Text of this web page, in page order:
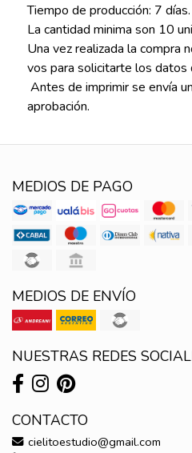
Tiempo de producción: 7 días.
La cantidad minima son 10
Una vez realizada la compra
vos para solicitarte los datos
Antes de imprimir se envía
aprobación.
MEDIOS DE PAGO
MEDIOS DE ENVÍO
NUESTRAS REDES
CONTACTO
cielitoestudio@gmail.com